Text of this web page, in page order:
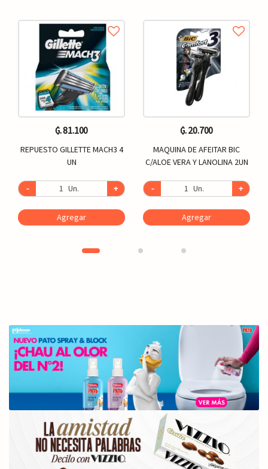
₲. 81.100
REPUESTO GILLETTE MACH3 4
UN
- Un. +
Agregar
₲. 20.700
MAQUINA DE AFEITAR BIC
C/ALOE VERA Y LANOLINA 2UN
- Un. +
Agregar